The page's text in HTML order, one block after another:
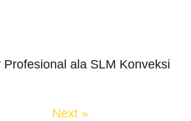
ala SLM Konveksi
Next »